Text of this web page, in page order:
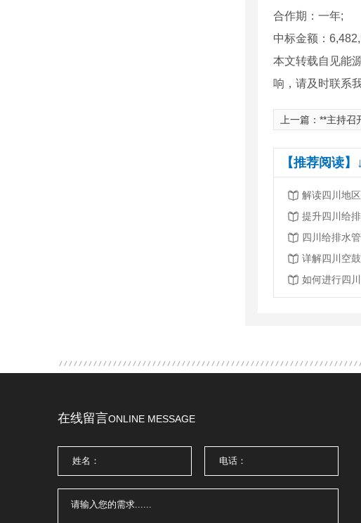
合作期：一年;
中标金额：
本文转载自见能
响，请及时联系
上一篇： **主持召开**
【推荐阅读】↓
解读四川地
提升四川给
四川给排水
详解四川空
如何进行四
在线留言ONLINE MESSAGE